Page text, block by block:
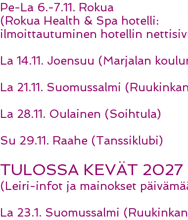
Pe-La 6.-7.11. Rokua
(Rokua Health & Spa hotelli:
ilmoittautuminen hotellin
La 14.11. Joensuu (Marjalan
La 21.11. Suomussalmi
La 28.11. Oulainen (Soihtula)
Su 29.11. Raahe (Tanssiklubi)
TULOSSA KEVÄT 2027
(Leiri-infot ja mainokset
La 23.1. Suomussalmi